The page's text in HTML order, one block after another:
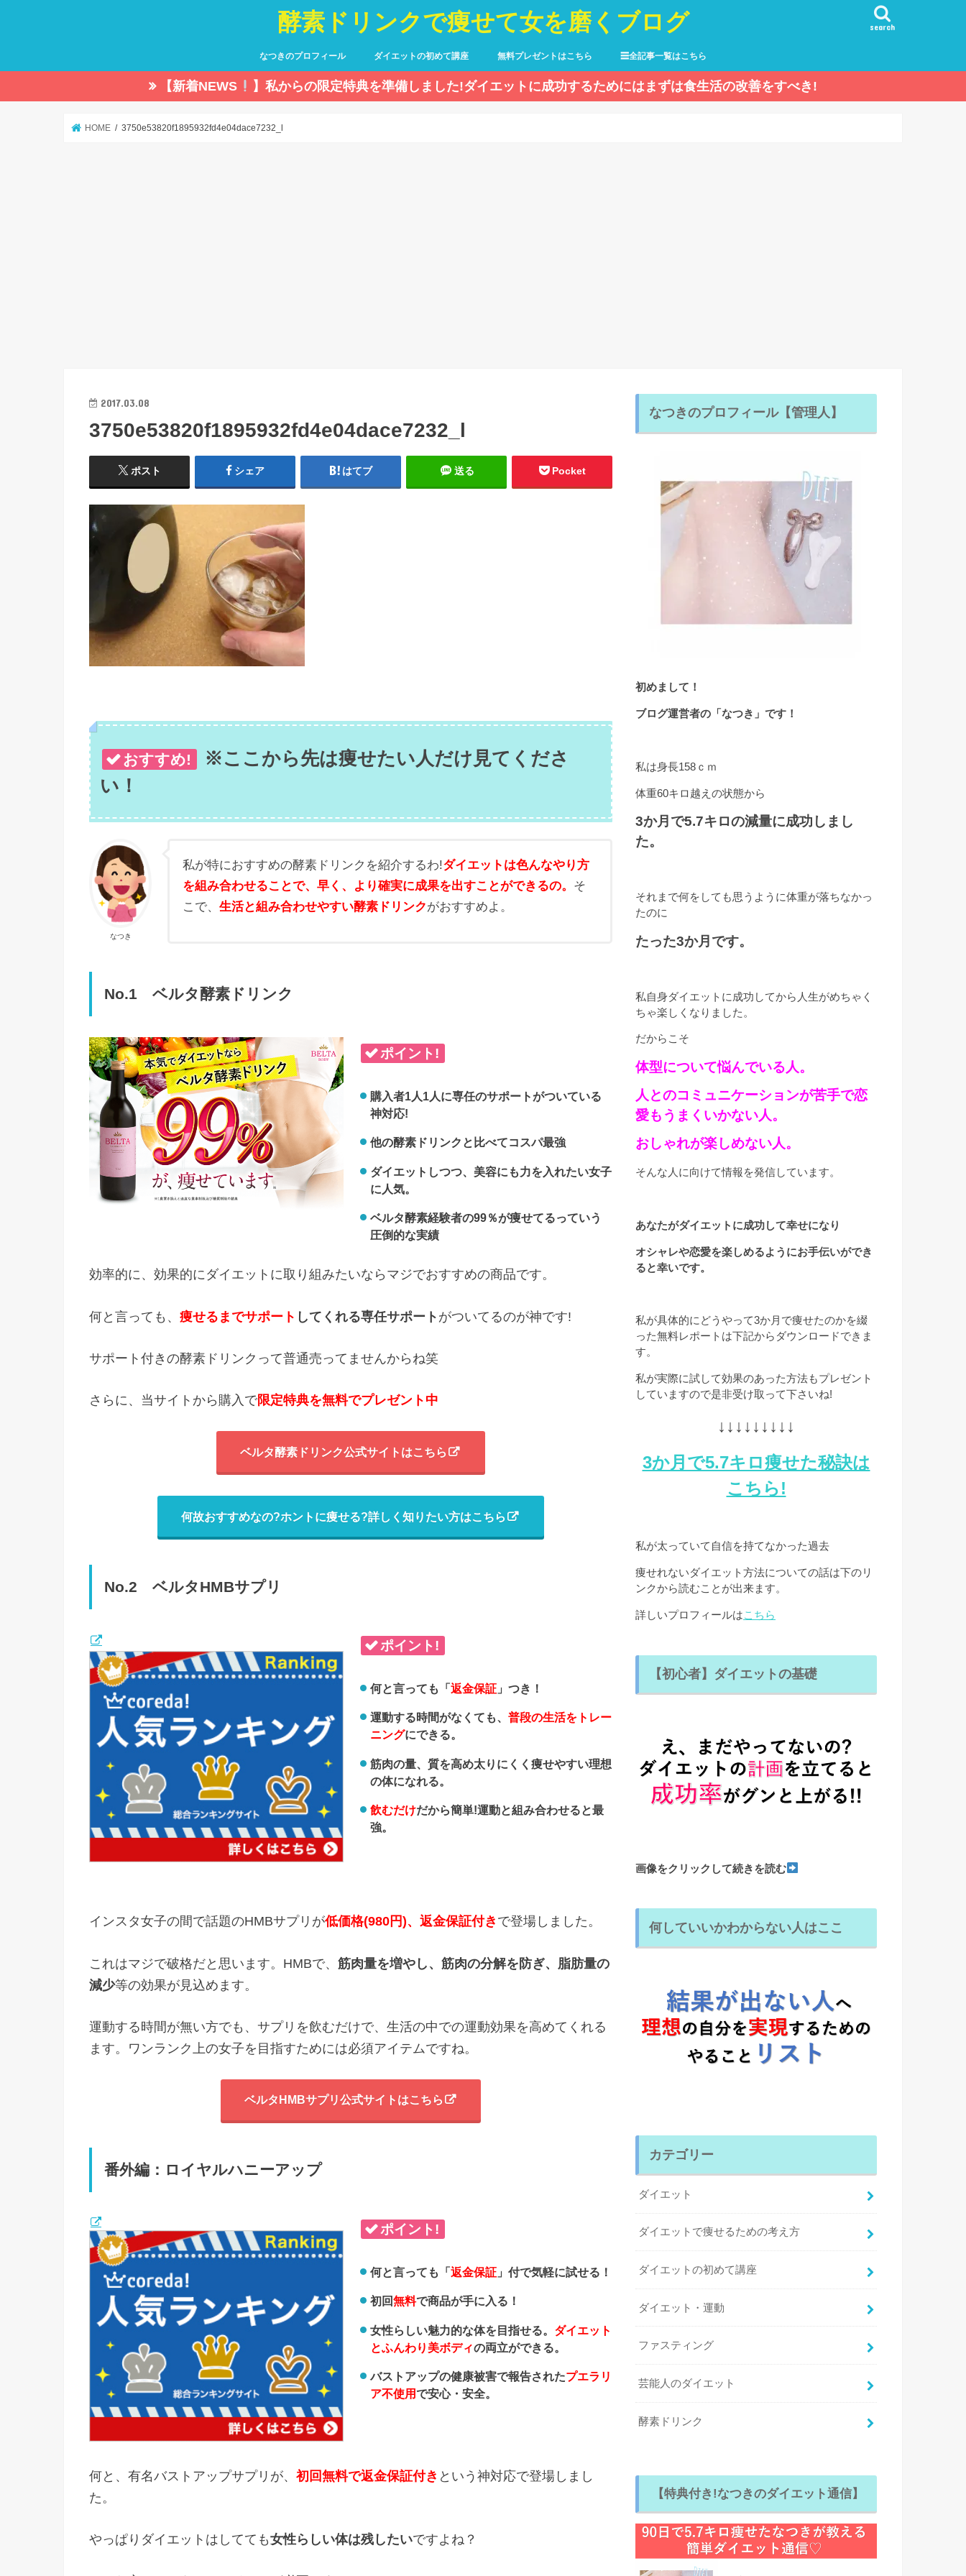
酵素ドリンクで痩せて女を磨くブログ search
なつきのプロフィール ダイエットの初めて講座 無料プレゼントはこちら ☰全記事一覧はこちら
【新着NEWS 】私からの限定特典を準備しました!ダイエットに成功するためにはまずは食生活の改善をすべき!
HOME 3750e53820f1895932fd4e04dace7232_l
2017.03.08
3750e53820f1895932fd4e04dace7232_l
ポスト シェア はてブ 送る Pocket
おすすめ!
※ここから先は痩せたい人だけ見てくださ
い！
なつき
私が特におすすめの酵素ドリンクを紹介するわ!ダイエットは色んなやり方
を組み合わせることで、早く、より確実に成果を出すことができるの。 そ
こで、生活と組み合わせやすい酵素ドリンクがおすすめよ。
No.1 ベルタ酵素ドリンク
ポイント!
購入者1人1人に専任のサポートがついている
神対応!
他の酵素ドリンクと比べてコスパ最強
ダイエットしつつ、美容にも力を入れたい女子
に人気。
ベルタ酵素経験者の99％が痩せてるっていう
圧倒的な実績
効率的に、効果的にダイエットに取り組みたいならマジでおすすめの商品です。
何と言っても、 痩せるまでサポート してくれる専任サポート がついてるのが神です!
サポート付きの酵素ドリンクって普通売ってませんからね笑
さらに、当サイトから購入で限定特典を無料でプレゼント中
ベルタ酵素ドリンク公式サイトはこちら
何故おすすめなの?ホントに痩せる?詳しく知りたい方はこちら
No.2 ベルタHMBサプリ
ポイント!
何と言っても「返金保証」つき！
運動する時間がなくても、 普段の生活をトレー
ニングにできる。
筋肉の量、質を高め太りにくく痩せやすい理想
の体になれる。
飲むだけだから簡単!運動と組み合わせると最
強。
インスタ女子の間で話題のHMBサプリが低価格(980円)、返金保証付き で登場しました。
これはマジで破格だと思います。HMBで、 筋肉量を増やし、 筋肉の分解を防ぎ、 脂肪量の
減少等の効果が見込めます。
運動する時間が無い方でも、サプリを飲むだけで、生活の中での運動効果を高めてくれる
ます。ワンランク上の女子を目指すためには必須アイテムですね。
ベルタHMBサプリ公式サイトはこちら
番外編：ロイヤルハニーアップ
ポイント!
何と言っても「返金保証」付で気軽に試せる！
初回無料で商品が手に入る！
女性らしい魅力的な体を目指せる。 ダイエット
とふんわり美ボディの両立ができる。
バストアップの健康被害で報告されたプエラリ
ア不使用で安心・安全。
何と、有名バストアップサプリが、 初回無料で返金保証付き という神対応で登場しまし
た。
やっぱりダイエットはしてても女性らしい体は残したいですよね？
なつきのプロフィール【管理人】
初めまして！
ブログ運営者の「なつき」です！
私は身長158ｃｍ
体重60キロ越えの状態から
3か月で5.7キロの減量に成功しまし
た。
それまで何をしても思うように体重が落ちなかっ
たのに
たった3か月です。
私自身ダイエットに成功してから人生がめちゃく
ちゃ楽しくなりました。
だからこそ
体型について悩んでいる人。
人とのコミュニケーションが苦手で恋
愛もうまくいかない人。
おしゃれが楽しめない人。
そんな人に向けて情報を発信しています。
あなたがダイエットに成功して幸せになり
オシャレや恋愛を楽しめるようにお手伝いができ
ると幸いです。
私が具体的にどうやって3か月で痩せたのかを綴
った無料レポートは下記からダウンロードできま
す。
私が実際に試して効果のあった方法もプレゼント
していますので是非受け取って下さいね!
↓↓↓↓↓↓↓↓↓
3か月で5.7キロ痩せた秘訣は
こちら!
私が太っていて自信を持てなかった過去
痩せれないダイエット方法についての話は下のリ
ンクから読むことが出来ます。
詳しいプロフィールはこちら
【初心者】ダイエットの基礎
画像をクリックして続きを読む
何していいかわからない人はここ
カテゴリー
ダイエット
ダイエットで痩せるための考え方
ダイエットの初めて講座
ダイエット・運動
ファスティング
芸能人のダイエット
酵素ドリンク
【特典付き!なつきのダイエット通信】